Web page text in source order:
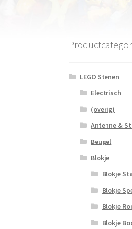
LEGO Stenen
Electrisch
(overig)
Antenne &
Beugel
Blokje
Blokje
Blokje
Blokje
Blokje